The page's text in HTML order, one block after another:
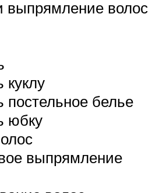
выпрямление волос
куклу
постельное белье
юбку
выпрямление